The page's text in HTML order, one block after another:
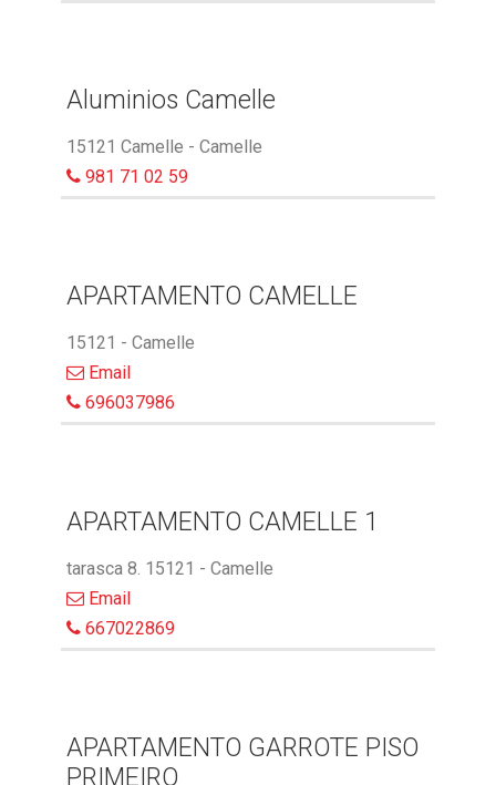
Aluminios Camelle
15121 Camelle - Camelle
981 71 02 59
APARTAMENTO CAMELLE
15121 - Camelle
Email
696037986
APARTAMENTO CAMELLE 1
tarasca 8. 15121 - Camelle
Email
667022869
APARTAMENTO GARROTE PISO
PRIMEIRO